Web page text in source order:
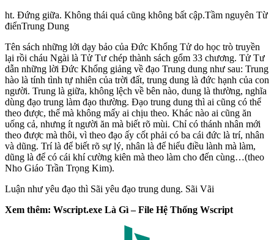
ht. Đứng giữa. Không thái quá cũng không bất cập.Tầm nguyên Từ
điểnTrung Dung
Tên sách những lởi dạy bảo của Đức Khổng Tử do học trò truyền
lại rồi cháu Ngài là Tử Tư chép thành sách gổm 33 chương. Tử Tư
dẫn những lời Đức Khổng giảng về đạo Trung dung như sau: Trung
hào là tính tình tự nhiên của trời đất, trung dung là đức hạnh của con
người. Trung là giữa, không lệch về bên nào, dung là thường, nghĩa
dùng đạo trung làm đạo thường. Đạo trung dung thì ai cũng có thể
theo được, thế mà không mấy ai chịu theo. Khác nào ai cũng ăn
uống cả, nhưng ít người ăn mà biết rõ mùi. Chỉ có thánh nhân mới
theo được mà thôi, vì theo đạo ấy cốt phải có ba cái đức là trí, nhân
và dũng. Trí là để biết rõ sự lý, nhân là để hiểu điều lành mà làm,
dũng là để có cái khí cường kiên mà theo làm cho đến cùng…(theo
Nho Giáo Trần Trọng Kim).
Luận như yêu đạo thì Sãi yêu đạo trung dung. Sãi Vãi
Xem thêm: Wscript.exe Là Gì – File Hệ Thống Wscript